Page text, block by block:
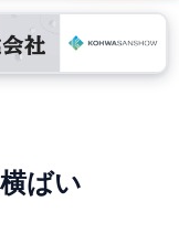
ばい